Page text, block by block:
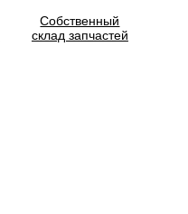
Собственный
склад запчастей